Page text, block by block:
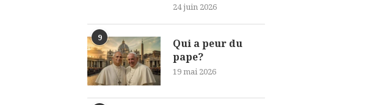
24 juin 2026
9
Qui a peur du
pape?
19 mai 2026